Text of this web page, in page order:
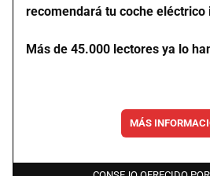
recomendará tu coche eléctrico
Más de 45.000 lectores ya lo
MÁS